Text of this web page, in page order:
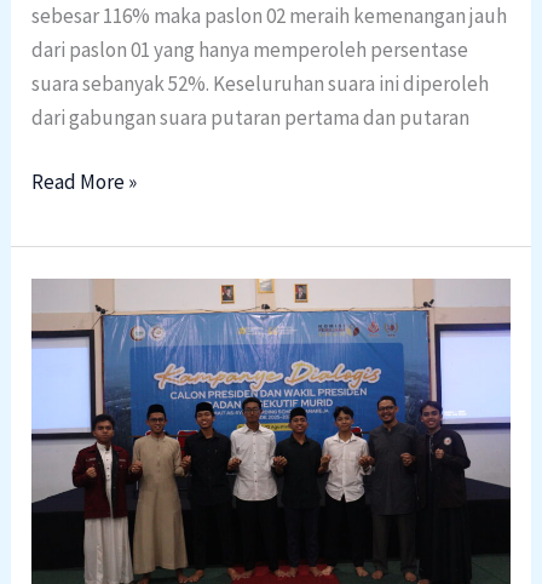
sebesar 116% maka paslon 02 meraih kemenangan jauh
dari paslon 01 yang hanya memperoleh persentase
suara sebanyak 52%. Keseluruhan suara ini diperoleh
dari gabungan suara putaran pertama dan putaran
Read More »
Dialogis
Berlangsung
Panas
:
vs.